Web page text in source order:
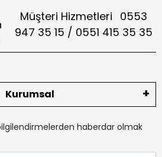
Müşteri Hizmetleri 0553
947 35 15 / 0551 415 35 35
Kurumsal
haberdar olmak